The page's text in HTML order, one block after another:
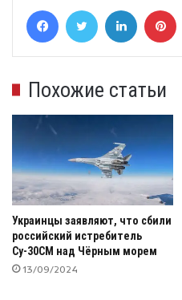
FacebookTwitter LinkedIn
Похожие статьи
Украинцы заявляют, что сбили
российский истребитель
Су-30СМ над Чёрным морем
13/09/2024